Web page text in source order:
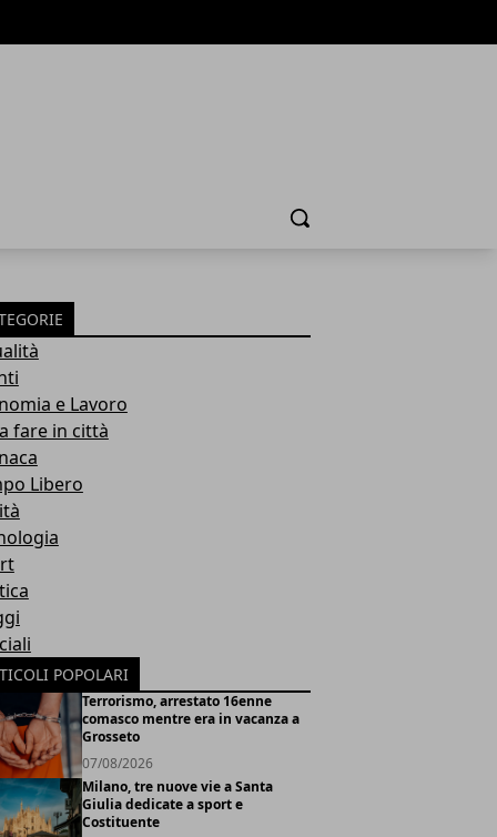
Cerca
e Lavoro
fare in città
Libero
POPOLARI
Terrorismo, arrestato 16enne
comasco mentre era in vacanza a
Grosseto
07/08/2026
Milano, tre nuove vie a Santa
Giulia dedicate a sport e
Costituente